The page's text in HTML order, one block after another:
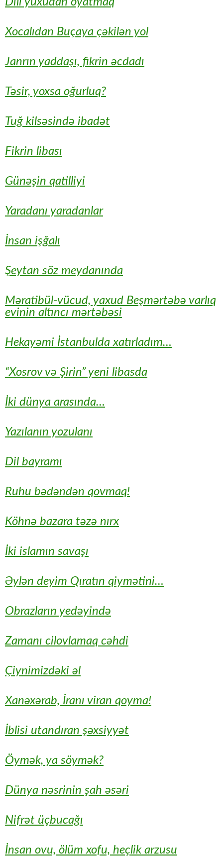
Xocalıdan Buçaya çəkilən yol
Janrın yaddaşı, fikrin əcdadı
Təsir, yoxsa oğurluq?
Tuğ kilsəsində ibadət
Fikrin libası
Günəşin qatilliyi
Yaradanı yaradanlar
İnsan işğalı
Şeytan söz meydanında
Məratibül-vücud, yaxud Beşmərtəbə varlıq
evinin altıncı mərtəbəsi
Hekayəmi İstanbulda xatırladım…
“Xosrov və Şirin” yeni libasda
İki dünya arasında…
Yazılanın yozulanı
Dil bayramı
Ruhu bədəndən qovmaq!
Köhnə bazara təzə nırx
İki islamın savaşı
Əylən deyim Qıratın qiymətini…
Obrazların yedəyində
Zamanı cilovlamaq cəhdi
Çiynimizdəki əl
Xanəxərab, İranı viran qoyma!
İblisi utandıran şəxsiyyət
Öymək, ya söymək?
Dünya nəsrinin şah əsəri
Nifrət üçbucağı
İnsan ovu, ölüm xofu, heçlik arzusu